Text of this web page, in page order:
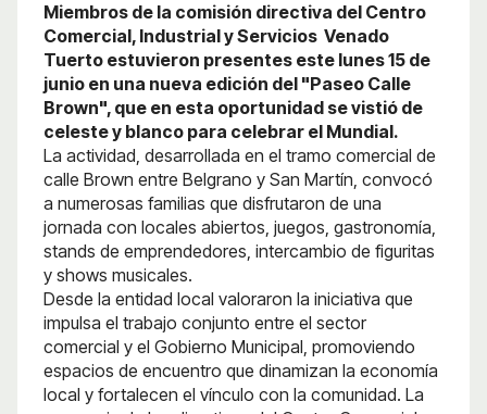
Miembros de la comisión directiva del Centro
Comercial, Industrial y Servicios Venado
Tuerto estuvieron presentes este lunes 15 de
junio en una nueva edición del "Paseo Calle
Brown", que en esta oportunidad se vistió de
celeste y blanco para celebrar el Mundial.
La actividad, desarrollada en el tramo comercial de
calle Brown entre Belgrano y San Martín, convocó
a numerosas familias que disfrutaron de una
jornada con locales abiertos, juegos, gastronomía,
stands de emprendedores, intercambio de figuritas
y shows musicales.
Desde la entidad local valoraron la iniciativa que
impulsa el trabajo conjunto entre el sector
comercial y el Gobierno Municipal, promoviendo
espacios de encuentro que dinamizan la economía
local y fortalecen el vínculo con la comunidad. La